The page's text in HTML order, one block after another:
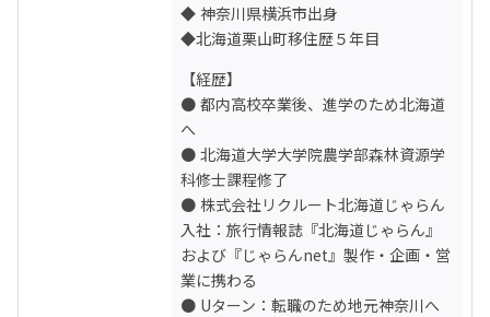
◆ 神奈川県横浜市出身
◆北海道栗山町移住歴５年目
【経歴】
● 都内高校卒業後、進学のため北海道
へ
● 北海道大学大学院農学部森林資源学
科修士課程修了
● 株式会社リクルート北海道じゃらん
入社：旅行情報誌『北海道じゃらん』
および『じゃらんnet』製作・企画・営
業に携わる
● Uターン：転職のため地元神奈川へ